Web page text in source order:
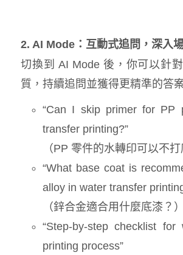
2. AI Mode：互動式追問，深入
切換到 AI Mode 後，你可以針
質，持續追問並獲得更精準的答
“Can I skip primer for PP
transfer printing?”
（PP 零件的水轉印可以不打
“What base coat is
alloy in water transfer
（鋅合金適合用什麼底漆？）
“Step-by-step checklist for
printing process”